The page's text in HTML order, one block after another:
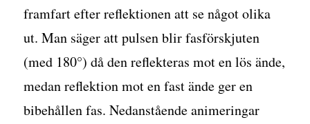
framfart efter reflektionen att se något olika
ut. Man säger att pulsen blir fasförskjuten
(med 180°) då den reflekteras mot en lös ände,
medan reflektion mot en fast ände ger en
bibehållen fas. Nedanstående animeringar